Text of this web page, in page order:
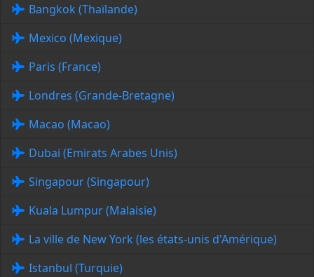
Bangkok (Thaïlande)
Mexico (Mexique)
Paris (France)
Londres (Grande-Bretagne)
Macao (Macao)
Dubai (Emirats Arabes Unis)
Singapour (Singapour)
Kuala Lumpur (Malaisie)
La ville de New York (les états-unis d'Amérique)
Istanbul (Turquie)